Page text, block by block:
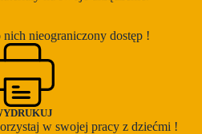
nich nieograniczony dostęp !
w swojej pracy z dziećmi !